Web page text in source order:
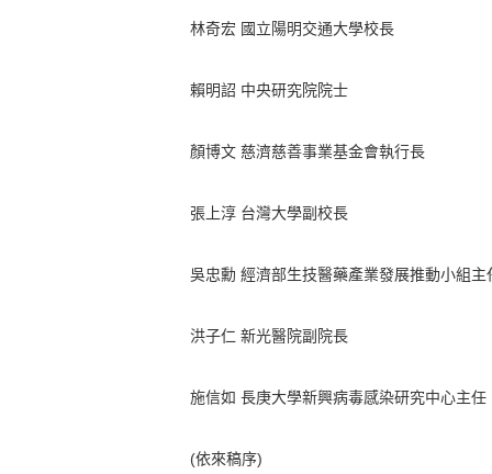
林奇宏 國立陽明交通大學校長
賴明詔 中央研究院院士
顏博文 慈濟慈善事業基金會執行長
張上淳 台灣大學副校長
吳忠勳 經濟部生技醫藥產業發展推動小組主
洪子仁 新光醫院副院長
施信如 長庚大學新興病毒感染研究中心主任
(依來稿序)